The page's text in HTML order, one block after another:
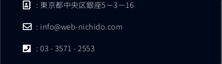
: 東京都中央区銀座5－3－16
: info@web-nichido.com
: 03 - 3571 - 2553